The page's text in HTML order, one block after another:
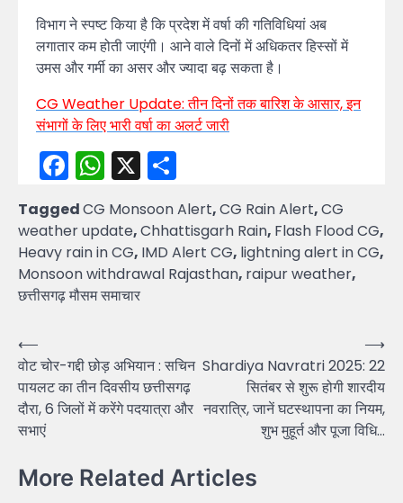
विभाग ने स्पष्ट किया है कि प्रदेश में वर्षा की गतिविधियां अब
लगातार कम होती जाएंगी। आने वाले दिनों में अधिकतर हिस्सों में
उमस और गर्मी का असर और ज्यादा बढ़ सकता है।
CG Weather Update: तीन दिनों तक बारिश के आसार, इन
संभागों के लिए भारी वर्षा का अलर्ट जारी
Facebook
WhatsApp
X
TaggedCG Monsoon Alert,CG Rain Alert,CG
weather update,Chhattisgarh Rain, Flash Flood CG,
Heavy rain in CG, IMD Alert CG, lightning alert in CG,
Monsoon withdrawal Rajasthan, raipur weather,
छत्तीसगढ़ मौसम समाचार
Post
navigation
⟵
वोट चोर-गद्दी छोड़ अभियान : सचिन
पायलट का तीन दिवसीय छत्तीसगढ़
दौरा, 6 जिलों में करेंगे पदयात्रा और
सभाएं
Shardiya Navratri 2025: 22
सितंबर से शुरू होगी शारदीय
नवरात्रि, जानें घटस्थापना का नियम,
शुभ मुहूर्त और पूजा विधि…
⟶
More Related Articles